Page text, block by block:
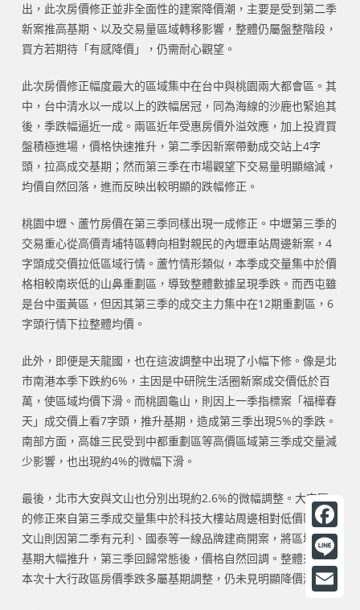
出，此次房價修正並非全面性的建案降價潮，主要是受到第二季
新案推高基期、以及交易量區域轉移影響，整體仍屬盤整階段，
買方若期待「有感降價」，仍需耐心觀望。
此次房價修正幅度最大的區域集中在台中與桃園兩大都會區。其
中，台中清水以一成以上的跌幅居冠，同為海線的沙鹿也緊追其
後，季跌幅逼近一成。兩區近年受惠房價外溢效應，加上投資買
盤積極進場，價格快速推升，第二季因新案帶動成交站上4字
頭，拉高成交基期；然而第三季在市場觀望下交易量明顯縮減，
均價自然回落，進而反映出較明顯的跌幅修正。
桃園中壢、蘆竹房價在第三季同樣出現一成修正。中壢第三季的
交易重心從高價青埔特區轉向相對親民的內壢車站周邊新案，4
字頭成交價拉低區域行情。蘆竹情形類似，本季成交量集中於價
格相較南崁低的山鼻重劃區，導致整體數據呈現季跌。而西屯雖
是台中蛋黃區，但因其第三季的成交主力集中在12期重劃區，6
字頭行情下拉整體均價。
此外，即便是天龍國，也在這波調整中出現了小幅下修。像是北
市南港本季下跌約6%，主因是中研院生活圈新案成交價低於百
萬，使區域均價下滑。而桃園龜山，則因上一季指標案「福樺春
天」成交價上看7字頭，推升基期，造成第三季出現5%的季跌。
南部方面，高雄三民受到中都重劃區等高價區域第三季成交量減
少影響，也出現約4%的微幅下滑。
最後，北市大安與文山也分別出現約2.6%的微幅調整。大安區
的修正來自第三季成交量集中於科技大樓站周邊相對低價區段；
文山則因第二季有元利、國泰等一線品牌建商開案，將區域房價
基期大幅推升，第三季回歸常態後，價格自然回調。整體來看，
本次十大行政區房價季跌多屬基期調整，仍未見明顯降價潮。
F
a
c
L